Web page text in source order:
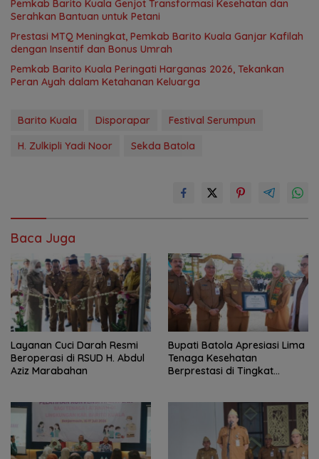
Pemkab Barito Kuala Genjot Transformasi Kesehatan dan
Serahkan Bantuan untuk Petani
Prestasi MTQ Meningkat, Pemkab Barito Kuala Ganjar Kafilah
dengan Insentif dan Bonus Umrah
Pemkab Barito Kuala Peringati Harganas 2026, Tekankan
Peran Ayah dalam Ketahanan Keluarga
Barito Kuala Disporapar
Festival Serumpun
H. Zulkipli Yadi Noor
Sekda Batola
Baca Juga
Layanan Cuci Darah Resmi
Beroperasi di RSUD H. Abdul
Aziz Marabahan
Bupati Batola Apresiasi Lima
Tenaga Kesehatan
Berprestasi di Tingkat